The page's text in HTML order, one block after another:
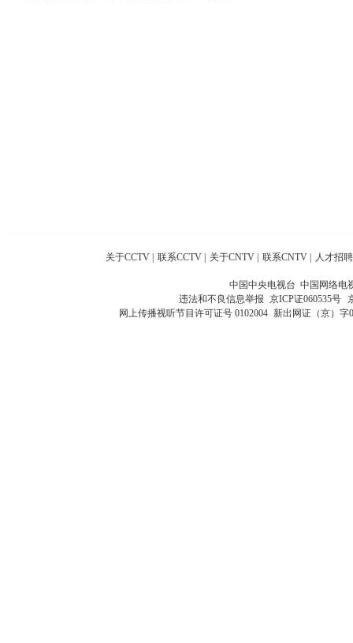
关于CCTV | 联系CCTV | 关于CNTV | 联系CNTV | 人才招聘
中国中央电视台 中国网络电
违法和不良信息举报 京ICP证060535号
网上传播视听节目许可证号 0102004 新出网证（京）